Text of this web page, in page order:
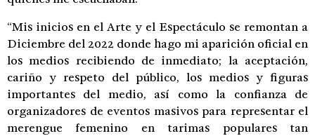
“Mis inicios en el Arte y el Espectáculo se remontan a
Diciembre del 2022 donde hago mi aparición oficial en
los medios recibiendo de inmediato; la aceptación,
cariño y respeto del público, los medios y figuras
importantes del medio, así como la confianza de
organizadores de eventos masivos para representar el
merengue femenino en tarimas populares tan